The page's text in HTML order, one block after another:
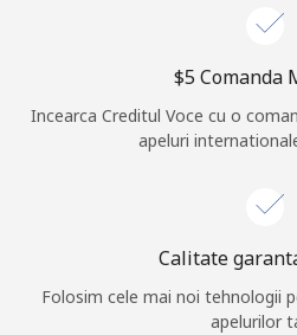
Continua
⁦$5⁩ Comanda
Incearca Creditul Voce cu o
apeluri
Calitate
Folosim cele mai noi tehnologii
apelurilor